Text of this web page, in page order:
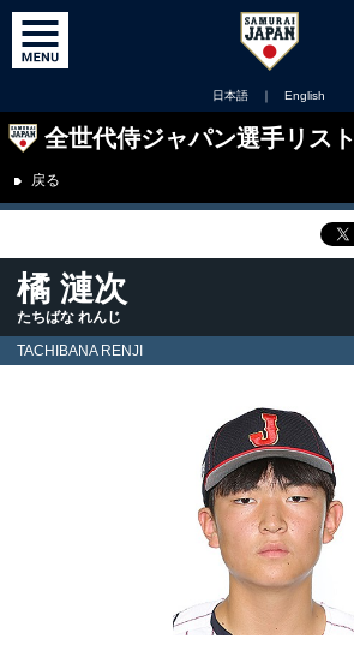
日本語 ｜ English
全世代侍ジャパン選手リスト
戻る
橘 漣次
たちばな れんじ
TACHIBANA RENJI